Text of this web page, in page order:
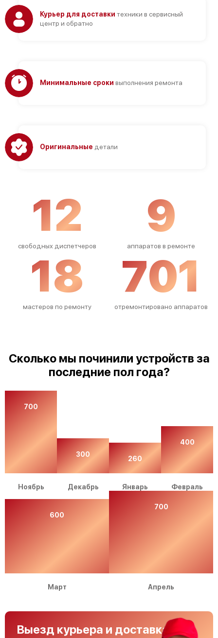
Курьер для доставки техники в сервисный
центр и обратно
Минимальные сроки выполнения ремонта
Оригинальные детали
12
свободных диспетчеров
9
аппаратов в ремонте
18
мастеров по ремонту
701
отремонтировано аппаратов
Сколько мы починили устройств за
последние пол года?
700
Ноябрь
300
Декабрь
260
Январь
400
Февраль
600
Март
700
Апрель
Выезд курьера и доставка